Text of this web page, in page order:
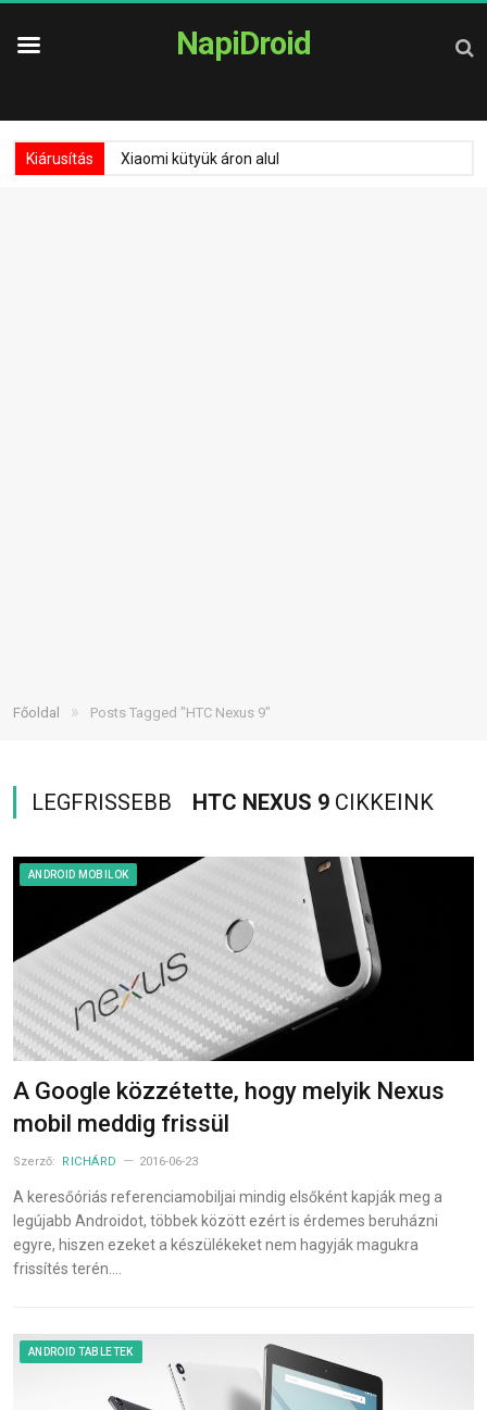
NapiDroid
Kiárusítás Xiaomi kütyük áron alul
Főoldal » Posts Tagged "HTC Nexus 9"
LEGFRISSEBB HTC NEXUS 9 CIKKEINK
ANDROID MOBILOK
A Google közzétette, hogy melyik Nexus
mobil meddig frissül
Szerző: RICHÁRD 2016-06-23
A keresőóriás referenciamobiljai mindig elsőként kapják meg a
legújabb Androidot, többek között ezért is érdemes beruházni
egyre, hiszen ezeket a készülékeket nem hagyják magukra
frissítés terén.…
ANDROID TABLETEK